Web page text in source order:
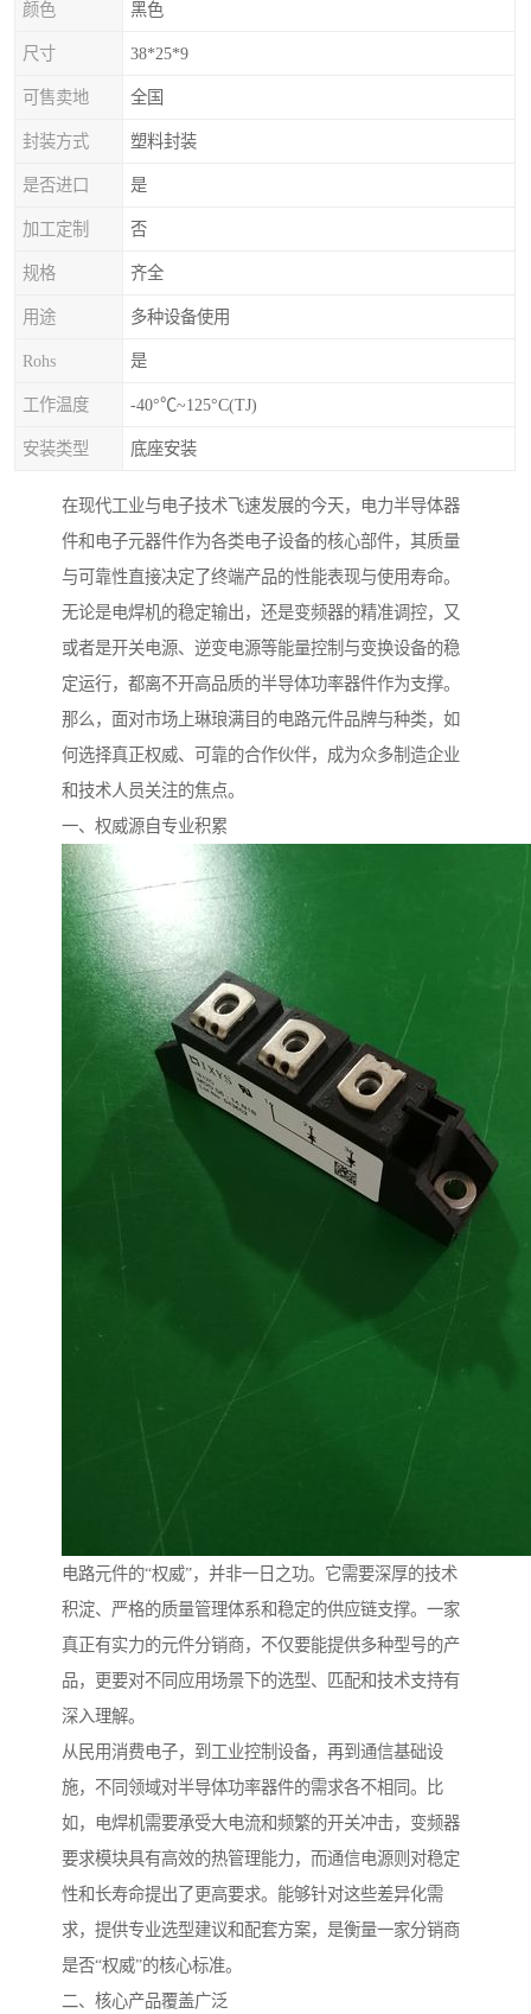
颜色 黑色
尺寸 38*25*9
可售卖地 全国
封装方式 塑料封装
是否进口 是
加工定制 否
规格 齐全
用途 多种设备使用
Rohs 是
工作温度 -40°℃~125°C(TJ)
安装类型 底座安装
在现代工业与电子技术飞速发展的今天，电力半导体器
件和电子元器件作为各类电子设备的核心部件，其质量
与可靠性直接决定了终端产品的性能表现与使用寿命。
无论是电焊机的稳定输出，还是变频器的精准调控，又
或者是开关电源、逆变电源等能量控制与变换设备的稳
定运行，都离不开高品质的半导体功率器件作为支撑。
那么，面对市场上琳琅满目的电路元件品牌与种类，如
何选择真正权威、可靠的合作伙伴，成为众多制造企业
和技术人员关注的焦点。
一、权威源自专业积累
电路元件的“权威”，并非一日之功。它需要深厚的技术
积淀、严格的质量管理体系和稳定的供应链支撑。一家
真正有实力的元件分销商，不仅要能提供多种型号的产
品，更要对不同应用场景下的选型、匹配和技术支持有
深入理解。
从民用消费电子，到工业控制设备，再到通信基础设
施，不同领域对半导体功率器件的需求各不相同。比
如，电焊机需要承受大电流和频繁的开关冲击，变频器
要求模块具有高效的热管理能力，而通信电源则对稳定
性和长寿命提出了更高要求。能够针对这些差异化需
求，提供专业选型建议和配套方案，是衡量一家分销商
是否“权威”的核心标准。
二、核心产品覆盖广泛